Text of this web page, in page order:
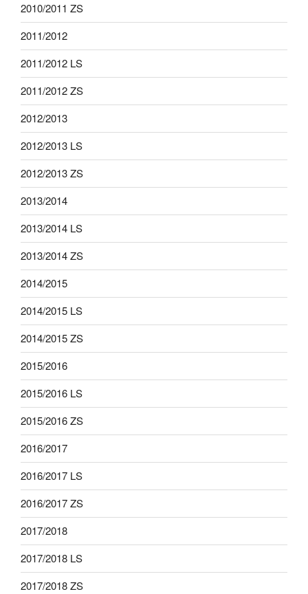
2010/2011 ZS
2011/2012
2011/2012 LS
2011/2012 ZS
2012/2013
2012/2013 LS
2012/2013 ZS
2013/2014
2013/2014 LS
2013/2014 ZS
2014/2015
2014/2015 LS
2014/2015 ZS
2015/2016
2015/2016 LS
2015/2016 ZS
2016/2017
2016/2017 LS
2016/2017 ZS
2017/2018
2017/2018 LS
2017/2018 ZS